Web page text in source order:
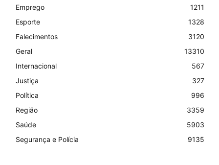
Emprego
1211
Esporte
1328
Falecimentos
3120
Geral
13310
Internacional
567
Justiça
327
Política
996
Região
3359
Saúde
5903
Segurança e Polícia
9135